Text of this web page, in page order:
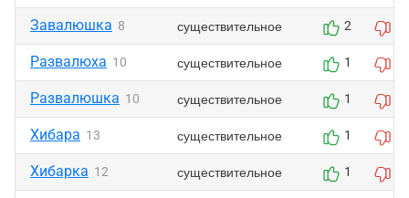
Завалюшка 8 существительное 2
Развалюха 10 существительное 1
Развалюшка 10 существительное 1
Хибара 13 существительное 1
Хибарка 12 существительное 1